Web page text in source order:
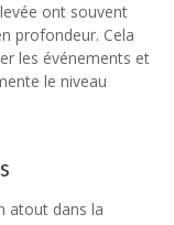
ont souvent
profondeur. Cela
les événements et
le niveau
atout dans la